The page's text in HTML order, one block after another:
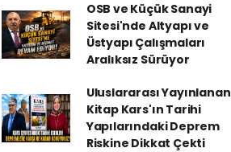
OSB ve Küçük Sanayi
Sitesi'nde Altyapı ve
Üstyapı Çalışmaları
Aralıksız Sürüyor
Uluslararası Yayınlanan
Kitap Kars'ın Tarihi
Yapılarındaki Deprem
Riskine Dikkat Çekti